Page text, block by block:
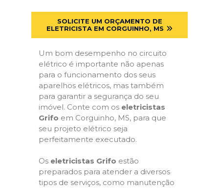
SOLICITE UM ORÇAMENTO DE
ELETRICISTA EM CORGUINHO, MS
Um bom desempenho no circuito
elétrico é importante não apenas
para o funcionamento dos seus
aparelhos elétricos, mas também
para garantir a segurança do seu
imóvel. Conte com os eletricistas
Grifo em Corguinho, MS, para que
seu projeto elétrico seja
perfeitamente executado.
Os eletricistas Grifo estão
preparados para atender a diversos
tipos de serviços, como manutenção